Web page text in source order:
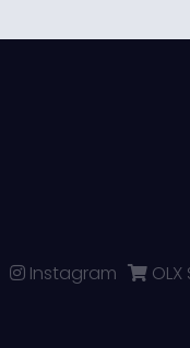
Instagram